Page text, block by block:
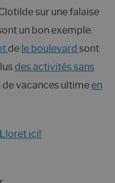
sur une falaise
un bon exemple.
de le boulevard sont
des activités sans
de vacances ultimeen
ici!